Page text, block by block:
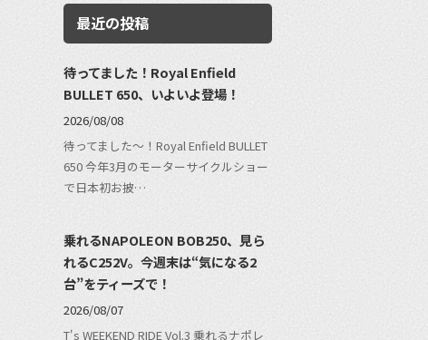
最近の投稿
待ってました！Royal Enfield
BULLET 650、いよいよ登場！
2026/08/08
待ってました〜！Royal Enfield BULLET
650 今年3月のモーターサイクルショー
で日本初お披…
乗れるNAPOLEON BOB250、見ら
れるC252V。今週末は“気になる2
台”をティーズで！
2026/08/07
T's WEEKEND RIDE Vol.3 乗れるナポレ